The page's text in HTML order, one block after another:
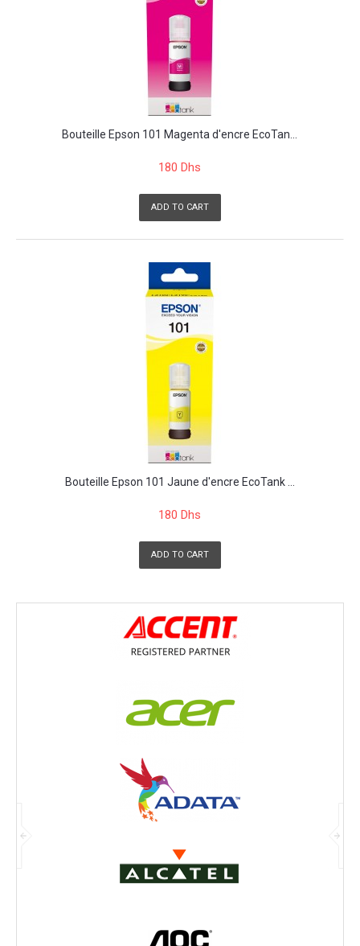
Bouteille Epson 101 Magenta d'encre EcoTan...
180 Dhs
ADD TO CART
Bouteille Epson 101 Jaune d'encre EcoTank ...
180 Dhs
ADD TO CART